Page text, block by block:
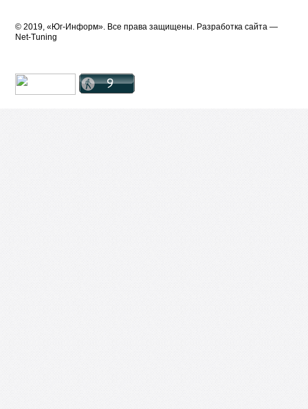
© 2019, «Юг-Информ». Все права защищены. Разработка cайта —
Net-Tuning